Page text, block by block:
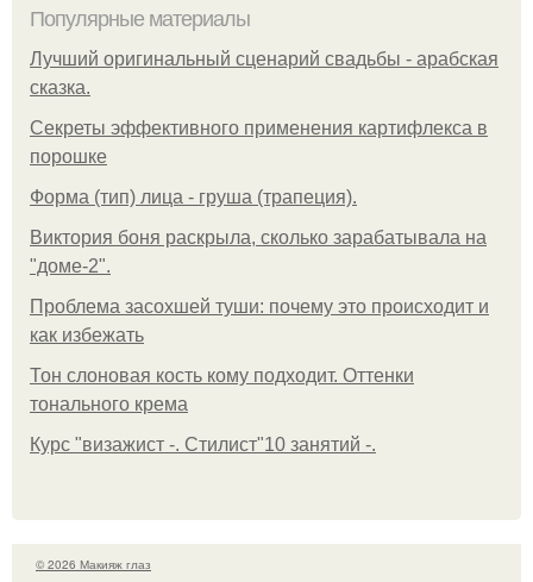
Популярные материалы
Лучший оригинальный сценарий свадьбы - арабская
сказка.
Секреты эффективного применения картифлекса в
порошке
Форма (тип) лица - груша (трапеция).
Виктория боня раскрыла, сколько зарабатывала на
"доме-2".
Проблема засохшей туши: почему это происходит и
как избежать
Тон слоновая кость кому подходит. Оттенки
тонального крема
Курс "визажист -. Стилист"10 занятий -.
© 2026 Макияж глаз